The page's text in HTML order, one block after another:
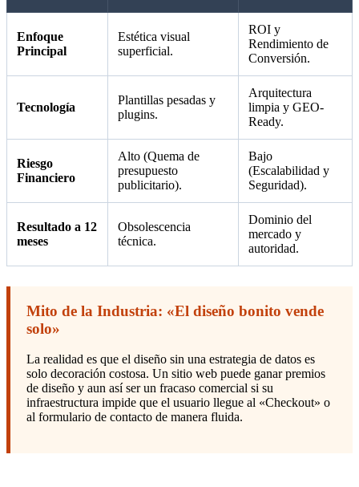
Enfoque
Principal
Estética visual
superficial.
ROI y
Rendimiento de
Conversión.
Tecnología
Plantillas pesadas y
plugins.
Arquitectura
limpia y GEO-
Ready.
Riesgo
Financiero
Alto (Quema de
presupuesto
publicitario).
Bajo
(Escalabilidad y
Seguridad).
Resultado a 12
meses
Obsolescencia
técnica.
Dominio del
mercado y
autoridad.
Mito de la Industria: «El diseño bonito vende
solo»
La realidad es que el diseño sin una estrategia de datos es
solo decoración costosa. Un sitio web puede ganar premios
de diseño y aun así ser un fracaso comercial si su
infraestructura impide que el usuario llegue al «Checkout» o
al formulario de contacto de manera fluida.